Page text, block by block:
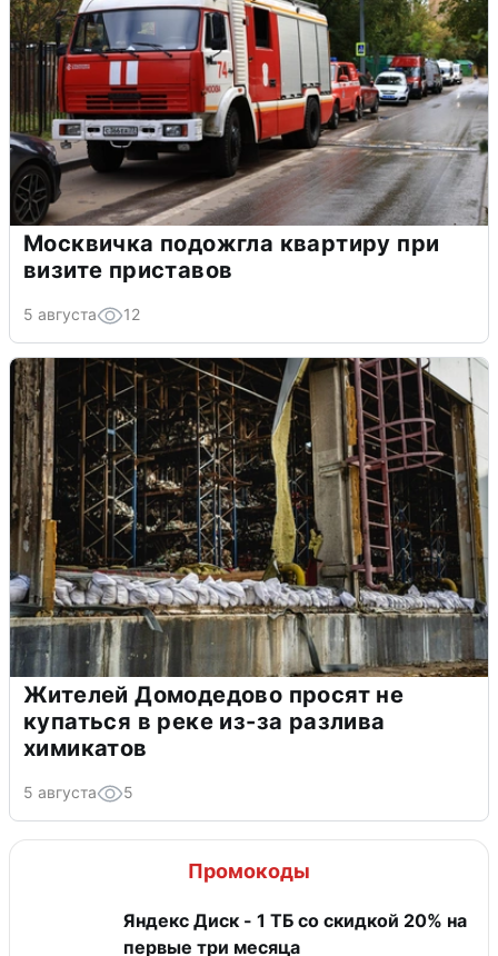
Москвичка подожгла квартиру при
визите приставов
5 августа 12
Жителей Домодедово просят не
купаться в реке из-за разлива
химикатов
5 августа 5
Промокоды
Яндекс Диск - 1 ТБ со скидкой 20% на
первые три месяца